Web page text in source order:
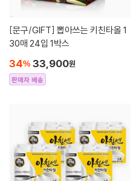
[문구/GIFT]
30매 24입 1박스
34% 33,900원
판매자 배송